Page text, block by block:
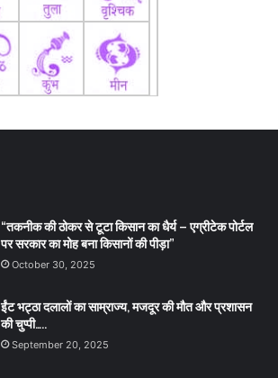
“तकनीक की ठोकर से टूटा किसान का धैर्य – एग्रीटेक पोर्टल
पर सरकार का मोह बना किसानों की पीड़ा”
October 30, 2025
ईंट भट्ठा दलालों का साम्राज्य, मजदूर की मौत और प्रशासन
की चुप्पी…..
September 20, 2025